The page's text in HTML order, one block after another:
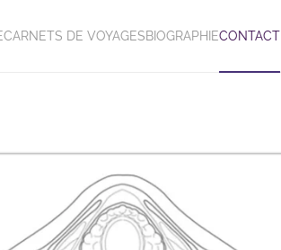
CARNETS DE VOYAGESBIOGRAPHIECONTACT